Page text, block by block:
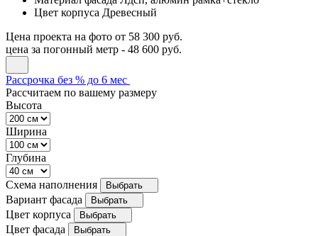
Цвет корпуса Древесный
Цена проекта на фото от 58 300 руб.
цена за погонный метр - 48 600 руб.
Рассрочка без % до 6 мес
Рассчитаем по вашему размеру
Высота
Ширина
Глубина
Схема наполнения Выбрать
Вариант фасада Выбрать
Цвет корпуса Выбрать
Цвет фасада
Выбрать